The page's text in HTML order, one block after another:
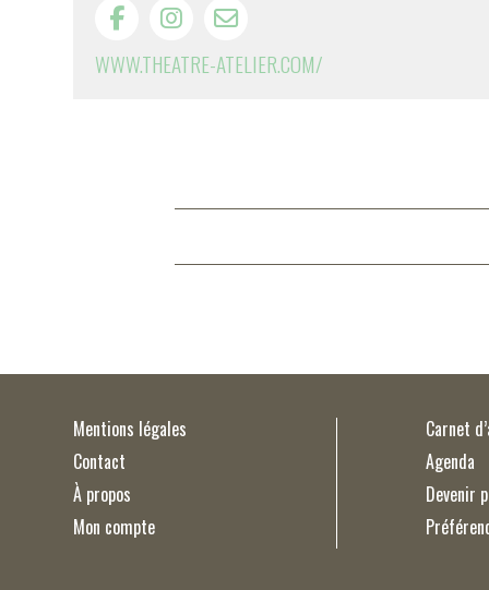
WWW.THEATRE-ATELIER.COM/
Mentions légales
Contact
À propos
Mon compte
Carnet
Agenda
Devenir